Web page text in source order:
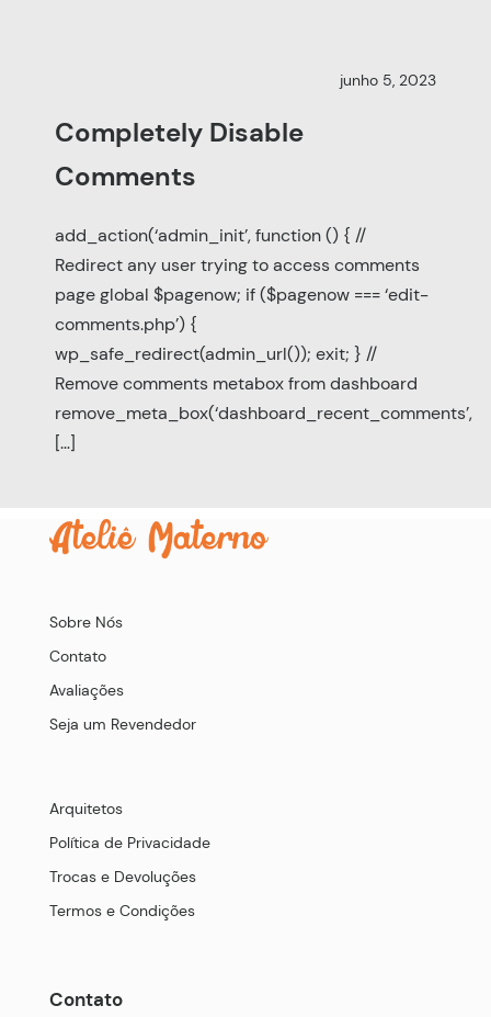
junho 5, 2023
Completely Disable
Comments
add_action(‘admin_init’, function () { //
Redirect any user trying to access comments
page global $pagenow; if ($pagenow === ‘edit-
comments.php’) {
wp_safe_redirect(admin_url()); exit; } //
Remove comments metabox from dashboard
remove_meta_box(‘dashboard_recent_comments’,
[…]
Sobre Nós
Contato
Avaliações
Seja um Revendedor
Arquitetos
Política de Privacidade
Trocas e Devoluções
Termos e Condições
Contato